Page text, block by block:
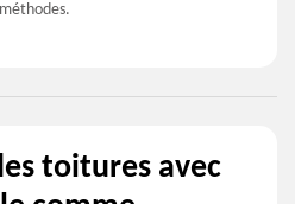
toitures avec